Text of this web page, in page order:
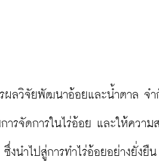
ผลวิจัยพัฒนาอ้อยและน้ำตาล จ
รจัดการในไร่อ้อย และให้ควา
นำไปสู่การทำไร่อ้อยอย่างยั่งยื